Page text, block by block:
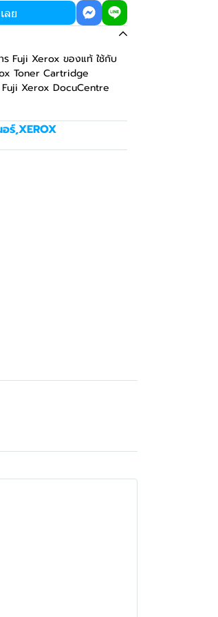
ลย
ร Fuji Xerox ของแท้ ใช้กับ
Toner Cartridge
Xerox DocuCentre
ร์,XEROX